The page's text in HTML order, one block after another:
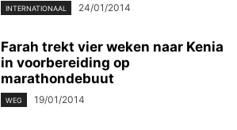
INTERNATIONAAL 24/01/2014
Farah trekt vier weken naar Kenia
in voorbereiding op
marathondebuut
WEG 19/01/2014